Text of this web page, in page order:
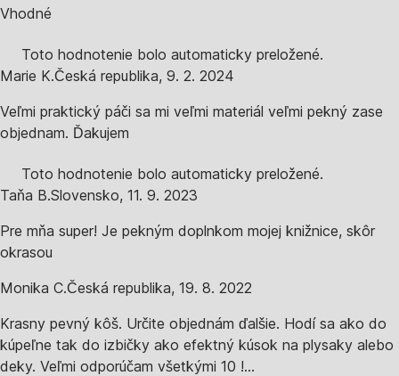
Vhodné
Toto hodnotenie bolo automaticky preložené.
Marie K.Česká republika, 9. 2. 2024
Veľmi praktický páči sa mi veľmi materiál veľmi pekný zase
objednam. Ďakujem
Toto hodnotenie bolo automaticky preložené.
Taňa B.Slovensko, 11. 9. 2023
Pre mňa super! Je pekným doplnkom mojej knižnice, skôr
okrasou
Monika C.Česká republika, 19. 8. 2022
Krasny pevný kôš. Určite objednám ďalšie. Hodí sa ako do
kúpeľne tak do izbičky ako efektný kúsok na plysaky alebo
deky. Veľmi odporúčam všetkými 10 !...